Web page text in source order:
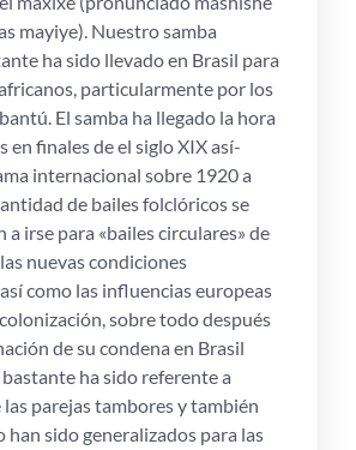
mayiye). Nuestro samba
ha sido llevado en Brasil para
particularmente por los
El samba ha llegado la hora
en finales de el siglo XIX así­
internacional sobre 1920 a
de bailes folclóricos se
irse para «bailes circulares» de
nuevas condiciones
como las influencias europeas
sobre todo después
de su condena en Brasil
ha sido referente a
las parejas tambores y también
han sido generalizados para las